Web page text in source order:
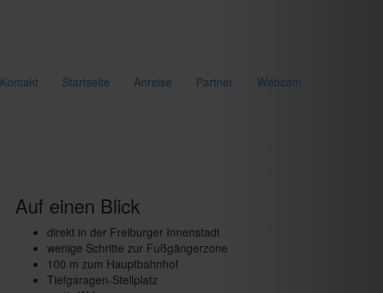
Kontakt Startseite Anreise Partner Webcam
Auf einen Blick
direkt in der Freiburger Innenstadt
wenige Schritte zur Fußgängerzone
100 m zum Hauptbahnhof
Tiefgaragen-Stellplatz